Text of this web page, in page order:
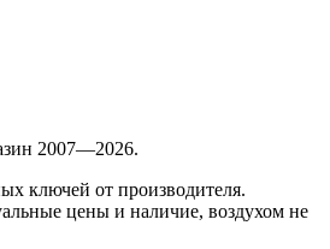
2007—2026.
ключей от производителя.
цены и наличие, воздухом не